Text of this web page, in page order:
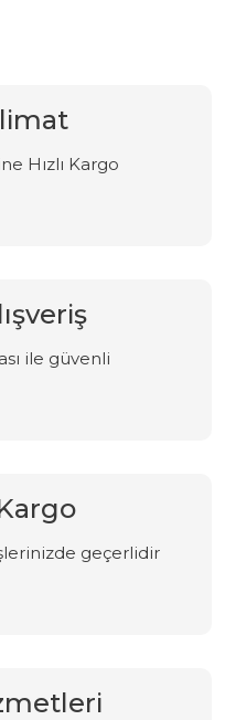
Hızlı Kargo
ile güvenli
geçerlidir